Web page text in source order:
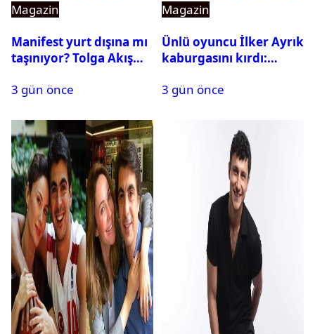
Magazin
Manifest yurt dışına mı
taşınıyor? Tolga Akış
3 gün önce
Magazin
Ünlü oyuncu İlker Ayrık
kaburgasını kırdı:
3 gün önce